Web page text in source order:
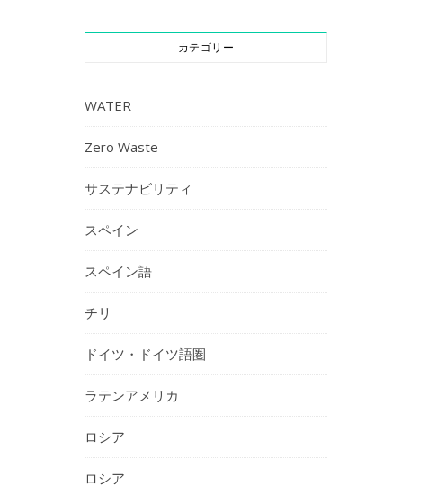
カテゴリー
WATER
Zero Waste
サステナビリティ
スペイン
スペイン語
チリ
ドイツ・ドイツ語圏
ラテンアメリカ
ロシア
ロシア